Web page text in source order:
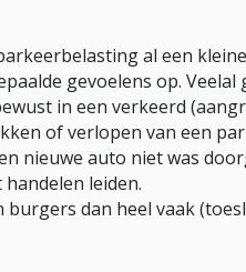
al een
gevoelens op.
in een verkeerd
of verlopen van een
nieuwe auto niet was
leiden.
burgers dan heel vaak